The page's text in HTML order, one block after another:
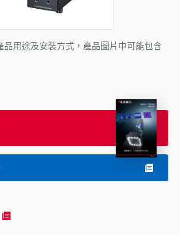
品用途及安裝方式，產品圖片中可能包含